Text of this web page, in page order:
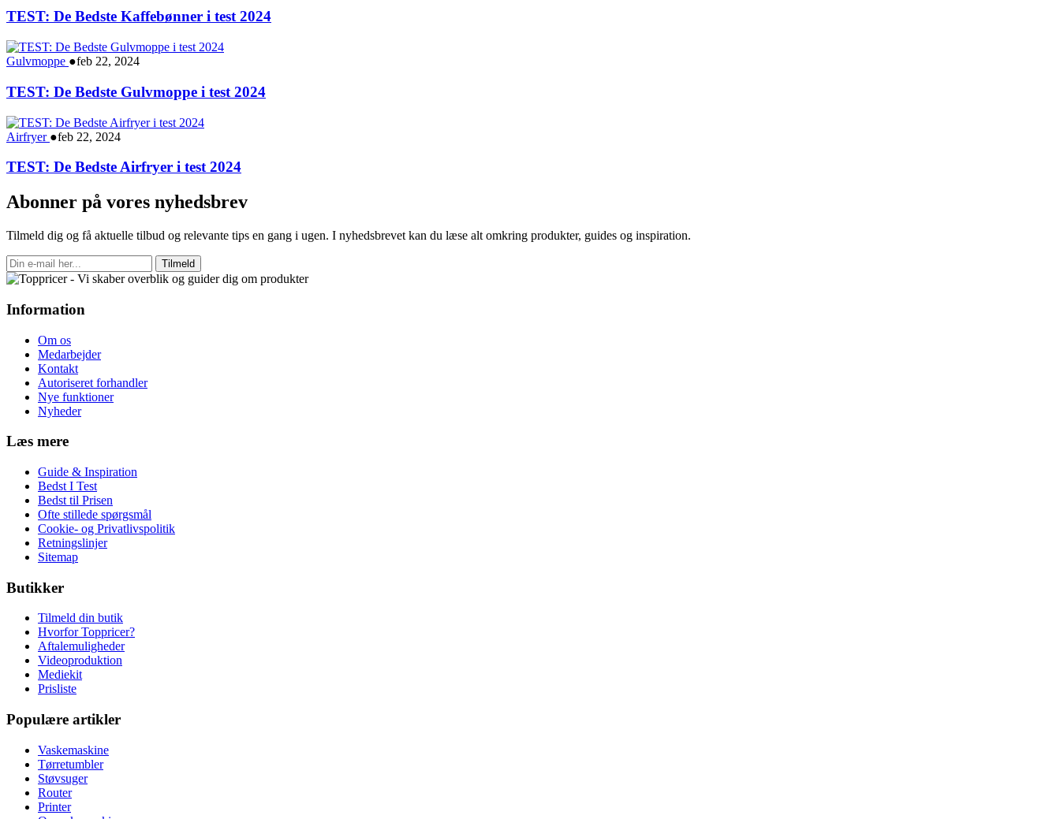
TEST: De Bedste Kaffebønner i test 2024
Gulvmoppe ●feb 22, 2024
TEST: De Bedste Gulvmoppe i test 2024
Airfryer ●feb 22, 2024
TEST: De Bedste Airfryer i test 2024
Abonner på vores nyhedsbrev
Tilmeld dig og få aktuelle tilbud og relevante tips en gang i ugen. I nyhedsbrevet kan du læse alt omkring produkter, guides og inspiration.
Tilmeld
Information
Om os
Medarbejder
Kontakt
Autoriseret forhandler
Nye funktioner
Nyheder
Læs mere
Guide & Inspiration
Bedst I Test
Bedst til Prisen
Ofte stillede spørgsmål
Cookie- og Privatlivspolitik
Retningslinjer
Sitemap
Butikker
Tilmeld din butik
Hvorfor Toppricer?
Aftalemuligheder
Videoproduktion
Mediekit
Prisliste
Populære artikler
Vaskemaskine
Tørretumbler
Støvsuger
Router
Printer